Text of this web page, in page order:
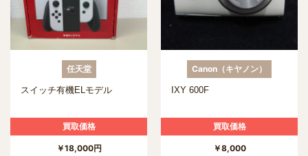
任天堂
スイッチ有機ELモデル
買取価格
￥18,000円
Canon（キヤノン）
IXY 600F
買取価格
￥8,000